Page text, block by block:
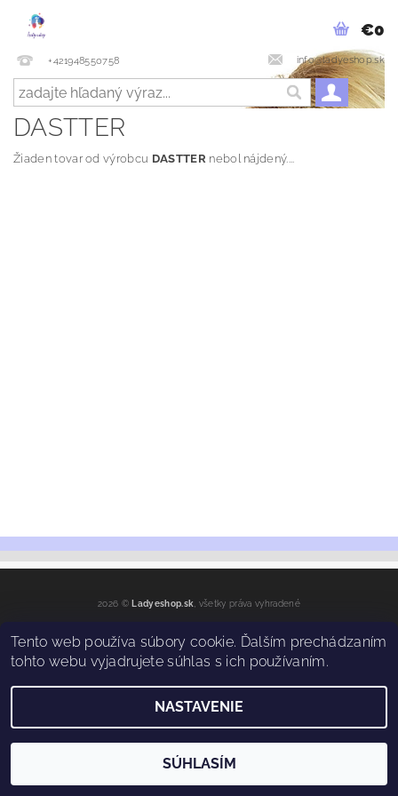
+421948550758 info@ladyeshop.sk
€0
DASTTER
Žiaden tovar od výrobcu DASTTERnebol nájdený....
2026 © Ladyeshop.sk , všetky práva vyhradené
Vytvoril Shoptet
Tento web používa súbory cookie. Ďalším prechádzaním
tohto webu vyjadrujete súhlas s ich používaním.
NASTAVENIE
SÚHLASÍM